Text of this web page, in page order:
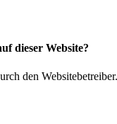
dieser Website?
den